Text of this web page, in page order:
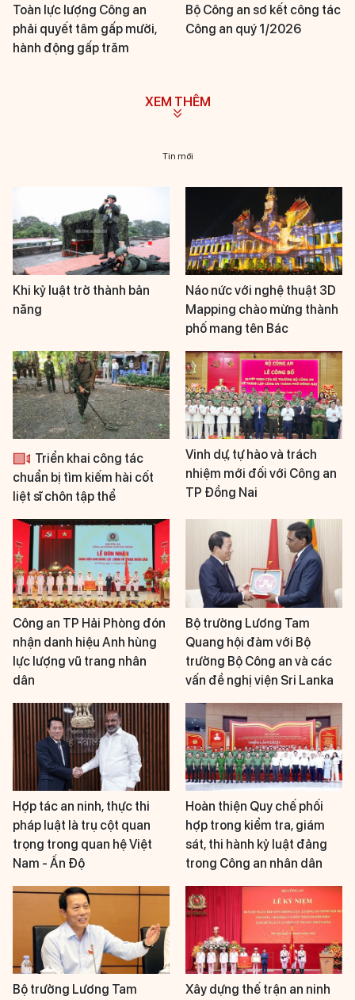
Toàn lực lượng Công an
phải quyết tâm gấp mười,
hành động gấp trăm
Bộ Công an sơ kết công tác
Công an quý 1/2026
XEM THÊM
Tin mới
Khi kỷ luật trở thành bản
năng
Náo nức với nghệ thuật 3D
Mapping chào mừng thành
phố mang tên Bác
Triển khai công tác
chuẩn bị tìm kiếm hài cốt
liệt sĩ chôn tập thể
Vinh dự, tự hào và trách
nhiệm mới đối với Công an
TP Đồng Nai
Công an TP Hải Phòng đón
nhận danh hiệu Anh hùng
lực lượng vũ trang nhân
dân
Bộ trưởng Lương Tam
Quang hội đàm với Bộ
trưởng Bộ Công an và các
vấn đề nghị viện Sri Lanka
Hợp tác an ninh, thực thi
pháp luật là trụ cột quan
trọng trong quan hệ Việt
Nam - Ấn Độ
Hoàn thiện Quy chế phối
hợp trong kiểm tra, giám
sát, thi hành kỷ luật đảng
trong Công an nhân dân
Bộ trưởng Lương Tam
Xây dựng thế trận an ninh